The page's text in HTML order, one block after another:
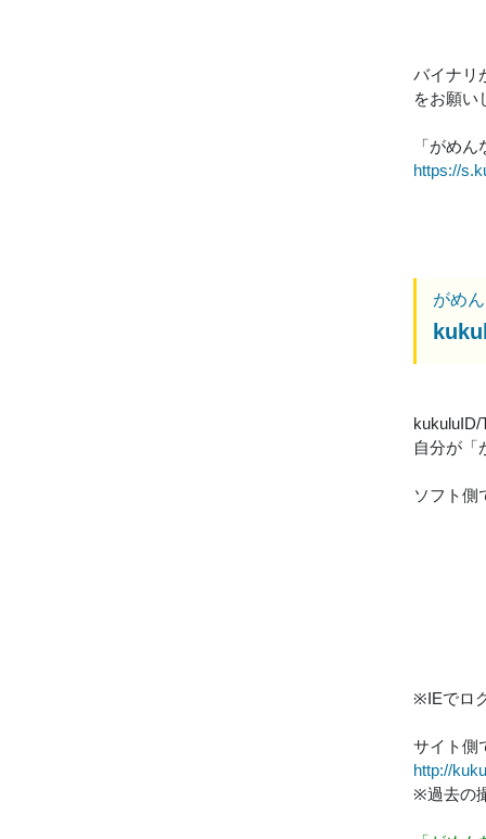
バイナリ
をお願い
「がめ
https://
がめ
kukuluID/
自分が「
ソフト側
※IEでロ
サイト側
http://
※過去の